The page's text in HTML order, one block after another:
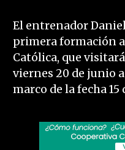
El entrenador
primera formación
Católica, que
viernes 20 de junio
marco de la fecha